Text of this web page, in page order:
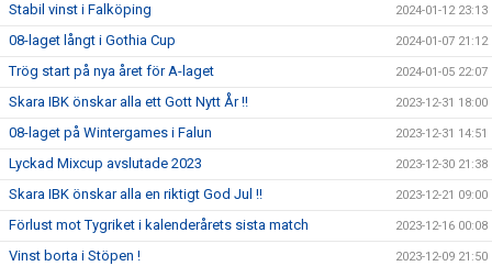
Stabil vinst i Falköping 2024-01-12 23:13
08-laget långt i Gothia Cup 2024-01-07 21:12
Trög start på nya året för A-laget 2024-01-05 22:07
Skara IBK önskar alla ett Gott Nytt År !! 2023-12-31 18:00
08-laget på Wintergames i Falun 2023-12-31 14:51
Lyckad Mixcup avslutade 2023 2023-12-30 21:38
Skara IBK önskar alla en riktigt God Jul !! 2023-12-21 09:00
Förlust mot Tygriket i kalenderårets sista match 2023-12-16 00:08
Vinst borta i Stöpen ! 2023-12-09 21:50